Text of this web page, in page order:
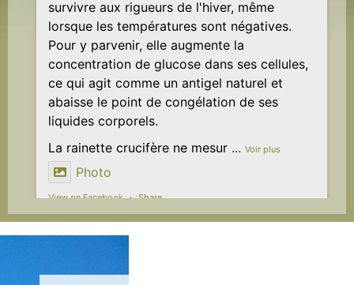
survivre aux rigueurs de l'hiver, même
lorsque les températures sont négatives.
Pour y parvenir, elle augmente la
concentration de glucose dans ses cellules,
ce qui agit comme un antigel naturel et
abaisse le point de congélation de ses
liquides corporels.
La rainette crucifère ne mesur ... Voir plus
Photo
View on Facebook · Share
Nature Cantons-de-l'Est
4 days ago